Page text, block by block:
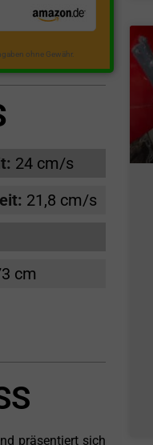
ohne Gewähr.
24 cm/s
21,8 cm/s
cm
präsentiert sich